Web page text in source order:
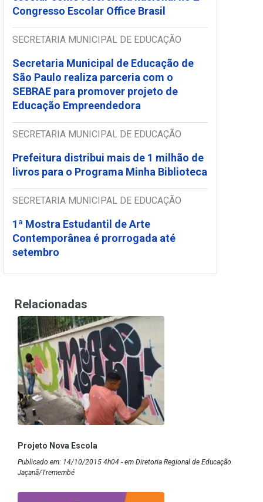
Congresso Escolar Office Brasil
SECRETARIA MUNICIPAL DE EDUCAÇÃO
Secretaria Municipal de Educação de
São Paulo realiza parceria com o
SEBRAE para promover projeto de
Educação Empreendedora
SECRETARIA MUNICIPAL DE EDUCAÇÃO
Prefeitura distribui mais de 1 milhão de
livros para o Programa Minha Biblioteca
SECRETARIA MUNICIPAL DE EDUCAÇÃO
1ª Mostra Estudantil de Arte
Contemporânea é prorrogada até
setembro
Relacionadas
Projeto Nova Escola
Publicado em: 14/10/2015 4h04 - em Diretoria Regional de Educação
Jaçanã/Tremembé